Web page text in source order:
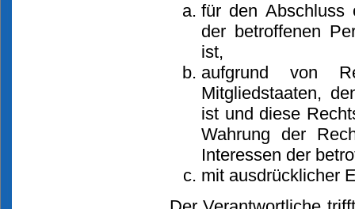
für den Abschluss
der betroffenen
ist,
aufgrund von
Mitgliedstaaten,
ist und diese
Wahrung der
Interessen der
mit ausdrücklicher